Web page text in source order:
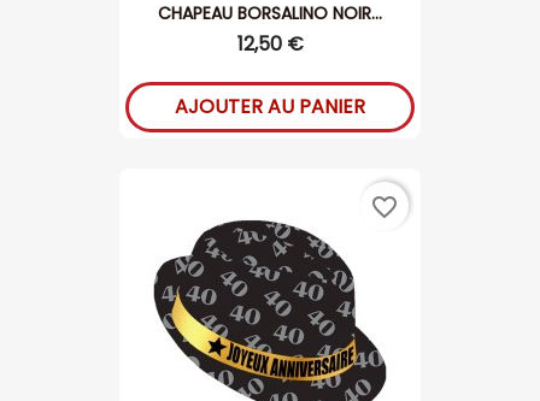
CHAPEAU BORSALINO NOIR...
12,50 €
AJOUTER AU PANIER
favorite_border